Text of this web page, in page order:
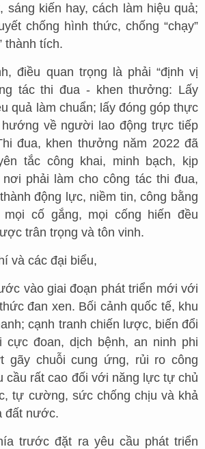
sáng kiến hay, cách làm hiệu quả;
chống hình thức, chống “chạy”
thành tích.
điều quan trọng là phải “định vị
tác thi đua - khen thưởng: Lấy
quả làm chuẩn; lấy đóng góp thực
về người lao động trực tiếp
đua, khen thưởng năm 2022 đã
tắc công khai, minh bạch, kịp
phải làm cho công tác thi đua,
động lực, niềm tin, công bằng
cố gắng, mọi cống hiến đều
trân trọng và tôn vinh.
và các đại biểu,
vào giai đoạn phát triển mới với
đan xen. Bối cảnh quốc tế, khu
cạnh tranh chiến lược, biến đổi
cực đoan, dịch bệnh, an ninh phi
gãy chuỗi cung ứng, rủi ro công
cầu rất cao đối với năng lực tự chủ
tự cường, sức chống chịu và khả
đất nước.
trước đặt ra yêu cầu phát triển